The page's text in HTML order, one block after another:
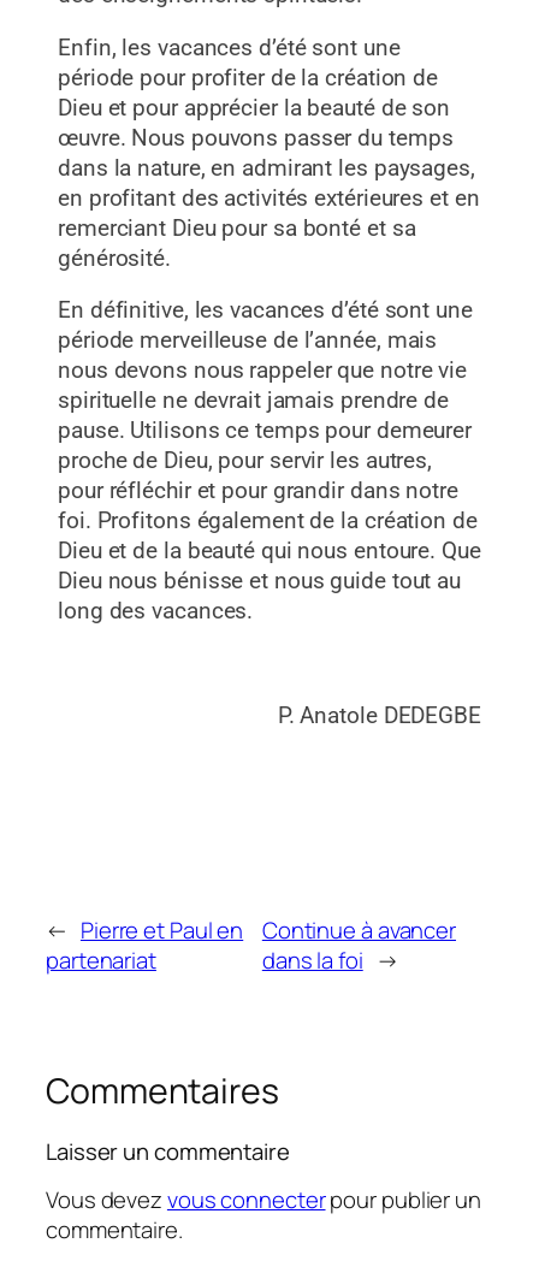
Enfin, les vacances d’été sont une
période pour profiter de la création de
Dieu et pour apprécier la beauté de son
œuvre. Nous pouvons passer du temps
dans la nature, en admirant les paysages,
en profitant des activités extérieures et en
remerciant Dieu pour sa bonté et sa
générosité.
En définitive, les vacances d’été sont une
période merveilleuse de l’année, mais
nous devons nous rappeler que notre vie
spirituelle ne devrait jamais prendre de
pause. Utilisons ce temps pour demeurer
proche de Dieu, pour servir les autres,
pour réfléchir et pour grandir dans notre
foi. Profitons également de la création de
Dieu et de la beauté qui nous entoure. Que
Dieu nous bénisse et nous guide tout au
long des vacances.
P. Anatole DEDEGBE
← Pierre et Paul en
partenariat
Continue à avancer
dans la foi →
Commentaires
Laisser un commentaire
Vous devezvous connecterpour publier un
commentaire.